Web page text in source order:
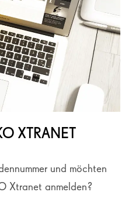
XTRANET
und möchten
Xtranet anmelden?